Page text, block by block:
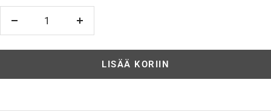
Vähennä
LISÄÄ KORIIN